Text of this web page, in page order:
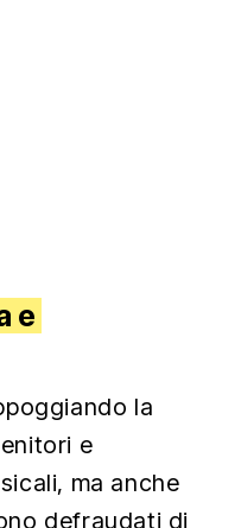
e
la
e
ma anche
defraudati di